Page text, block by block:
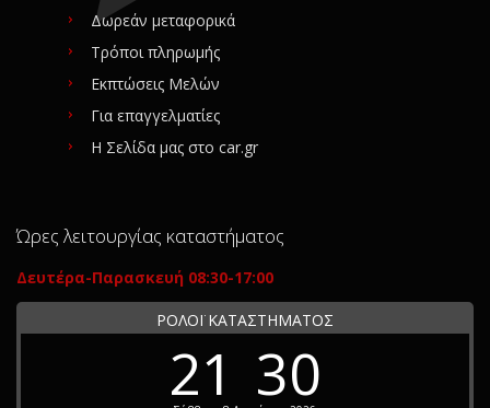
Δωρεάν μεταφορικά
Τρόποι πληρωμής
Εκπτώσεις Μελών
Για επαγγελματίες
Η Σελίδα μας στο car.gr
Ώρες λειτουργίας καταστήματος
Δευτέρα-Παρασκευή 08:30-17:00
ΡΟΛΟΪ ΚΑΤΑΣΤΗΜΑΤΟΣ
21 30